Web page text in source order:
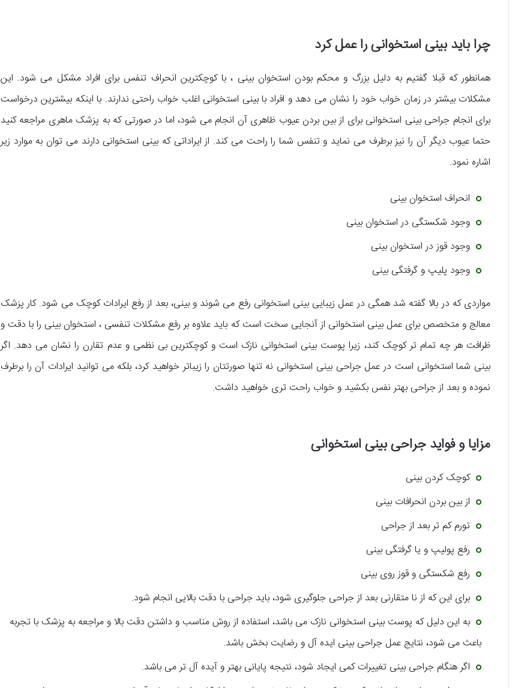
چرا باید بینی استخوانی را عمل کرد
همانطور که قبلا گفتیم به دلیل بزرگ و محکم بودن استخوان بینی ، با کوچکترین انحراف تنفس برای افراد مشکل می شود. این
مشکلات بیشتر در زمان خواب خود را نشان می دهد و افراد با بینی استخوانی اغلب خواب راحتی ندارند. با اینکه بیشترین درخواست
برای انجام جراحی بینی استخوانی برای از بین بردن عیوب ظاهری آن انجام می شود، اما در صورتی که به پزشک ماهری مراجعه کنید
حتما عیوب دیگر آن را نیز برطرف می نماید و تنفس شما را راحت می کند. از ایراداتی که بینی استخوانی دارند می توان به موارد زیر
اشاره نمود.
انحراف استخوان بینی
وجود شکستگی در استخوان بینی
وجود قوز در استخوان بینی
وجود پلیپ و گرفتگی بینی
مواردی که در بالا گفته شد همگی در عمل زیبایی بینی استخوانی رفع می شوند و بینی، بعد از رفع ایرادات کوچک می شود. کار پزشک
معالج و متخصص برای عمل بینی استخوانی از آنجایی سخت است که باید علاوه بر رفع مشکلات تنفسی ، استخوان بینی را با دقت و
ظرافت هر چه تمام تر کوچک کند، زیرا پوست بینی استخوانی نازک است و کوچکترین بی نظمی و عدم تقارن را نشان می دهد. اگر
بینی شما استخوانی است در عمل جراحی بینی استخوانی نه تنها صورتتان را زیباتر خواهید کرد، بلکه می توانید ایرادات آن را برطرف
نموده و بعد از جراحی بهتر نفس بکشید و خواب راحت تری خواهید داشت.
مزایا و فواید جراحی بینی استخوانی
کوچک کردن بینی
از بین بردن انحرافات بینی
تورم کم تر بعد از جراحی
رفع پولیپ و یا گرفتگی بینی
رفع شکستگی و قوز روی بینی
برای این که از نا متقارنی بعد از جراحی جلوگیری شود، باید جراحی با دقت بالایی انجام شود.
به این دلیل که پوست بینی استخوانی نازک می باشد، استفاده از روش مناسب و داشتن دقت بالا و مراجعه به پزشک با تجربه
باعث می شود، نتایج عمل جراحی بینی ایده آل و رضایت بخش باشد.
اگر هنگام جراحی بینی تغییرات کمی ایجاد شود، نتیجه پایانی بهتر و آیده آل تر می باشد.